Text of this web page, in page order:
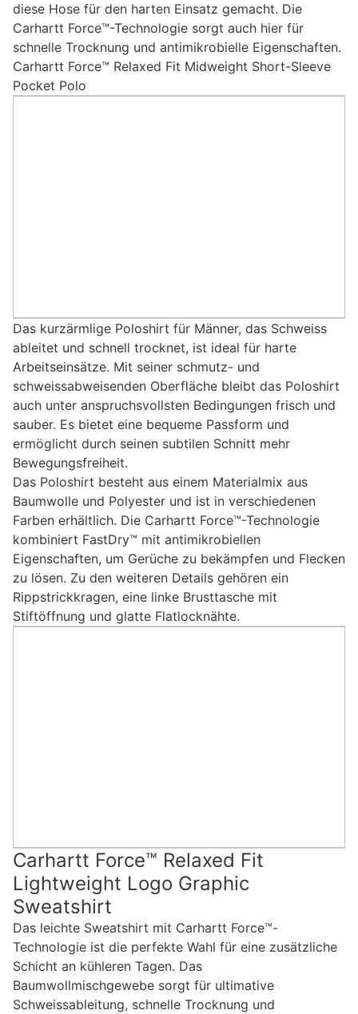
diese Hose für den harten Einsatz gemacht. Die
Carhartt Force™-Technologie sorgt auch hier für
schnelle Trocknung und antimikrobielle Eigenschaften.
Carhartt Force™ Relaxed Fit Midweight Short-Sleeve
Pocket Polo
Das kurzärmlige Poloshirt für Männer, das Schweiss
ableitet und schnell trocknet, ist ideal für harte
Arbeitseinsätze. Mit seiner schmutz- und
schweissabweisenden Oberfläche bleibt das Poloshirt
auch unter anspruchsvollsten Bedingungen frisch und
sauber. Es bietet eine bequeme Passform und
ermöglicht durch seinen subtilen Schnitt mehr
Bewegungsfreiheit.
Das Poloshirt besteht aus einem Materialmix aus
Baumwolle und Polyester und ist in verschiedenen
Farben erhältlich. Die Carhartt Force™-Technologie
kombiniert FastDry™ mit antimikrobiellen
Eigenschaften, um Gerüche zu bekämpfen und Flecken
zu lösen. Zu den weiteren Details gehören ein
Rippstrickkragen, eine linke Brusttasche mit
Stiftöffnung und glatte Flatlocknähte.
Carhartt Force™ Relaxed Fit
Lightweight Logo Graphic
Sweatshirt
Das leichte Sweatshirt mit Carhartt Force™-
Technologie ist die perfekte Wahl für eine zusätzliche
Schicht an kühleren Tagen. Das
Baumwollmischgewebe sorgt für ultimative
Schweissableitung, schnelle Trocknung und